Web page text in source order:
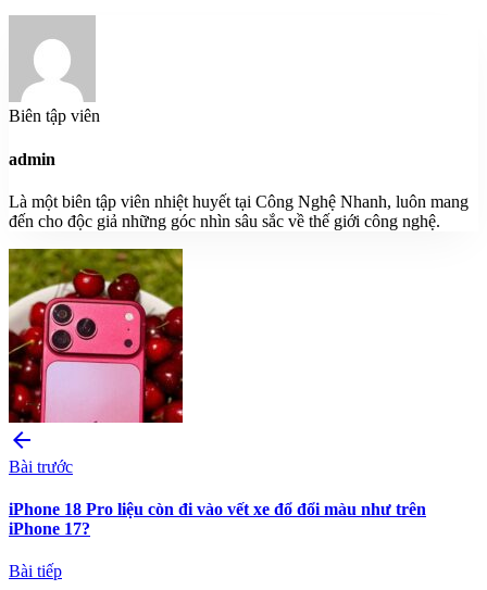
Biên tập viên
admin
Là một biên tập viên nhiệt huyết tại Công Nghệ Nhanh, luôn mang
đến cho độc giả những góc nhìn sâu sắc về thế giới công nghệ.
arrow_back
Bài trước
iPhone 18 Pro liệu còn đi vào vết xe đổ đổi màu như trên
iPhone 17?
Bài tiếp